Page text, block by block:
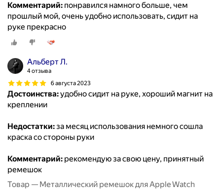
Комментарий: понравился намного больше, чем
прошлый мой, очень удобно использовать, сидит на
руке прекрасно
Альберт Л.
4 отзыва
6 августа 2023
Достоинства:удобно сидит на руке, хороший магнит на
креплении
Недостатки:за месяц использования немного сошла
краска со стороны руки
Комментарий: рекомендую за свою цену, принятный
ремешок
Товар — Металлический ремешок для Apple Watch